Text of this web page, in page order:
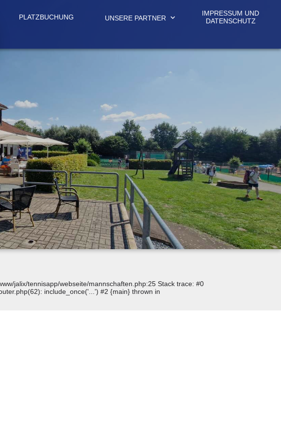
PLATZBUCHUNG UNSERE PARTNER expand_more
IMPRESSUM UND
DATENSCHUTZ
jalix/tennisapp/webseite/mannschaften.php:25 Stack trace: #0
include_once('...') #2 {main} thrown in